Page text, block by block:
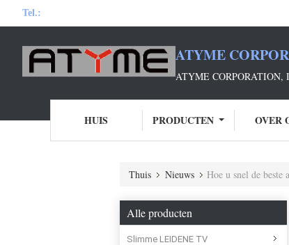
Tel.:
ATYME
ATYME CORPORATION,
HUIS PRODUCTEN OVER
Thuis Nieuws Hoe u snel de
Alle producten
Slimme LEIDENE TV